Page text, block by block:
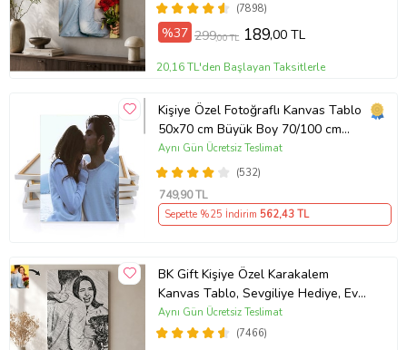
(7898)
%37 299,00 TL 189,00 TL
20,16 TL'den Başlayan Taksitlerle
Kişiye Özel Fotoğraflı Kanvas Tablo
50x70 cm Büyük Boy 70/100 cm
Duvar Tablosu – Sevgiliye & Aileye
Anlamlı Hediye , Babaya Hediye
(532)
Aynı Gün Ücretsiz Teslimat
749,90 TL
Sepette %25 İndirim 562,43 TL
BK Gift Kişiye Özel Karakalem
Kanvas Tablo, Sevgiliye Hediye, Ev
Hediyesi, Arkadaşa Hediye
(7466)
Aynı Gün Ücretsiz Teslimat